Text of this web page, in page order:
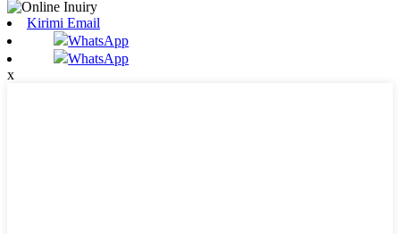
Kirimi Email
WhatsApp
WhatsApp
x